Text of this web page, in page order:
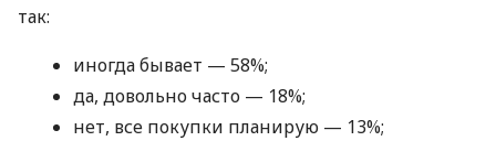
так:
иногда бывает — 58%;
да, довольно часто — 18%;
нет, все покупки планирую — 13%;